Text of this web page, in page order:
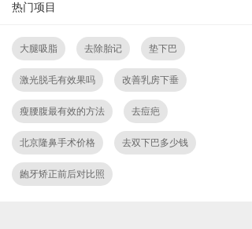
热门项目
大腿吸脂 去除胎记 垫下巴
激光脱毛有效果吗 改善乳房下垂
瘦腰腹最有效的方法 去痘疤
北京隆鼻手术价格 去双下巴多少钱
龅牙矫正前后对比照